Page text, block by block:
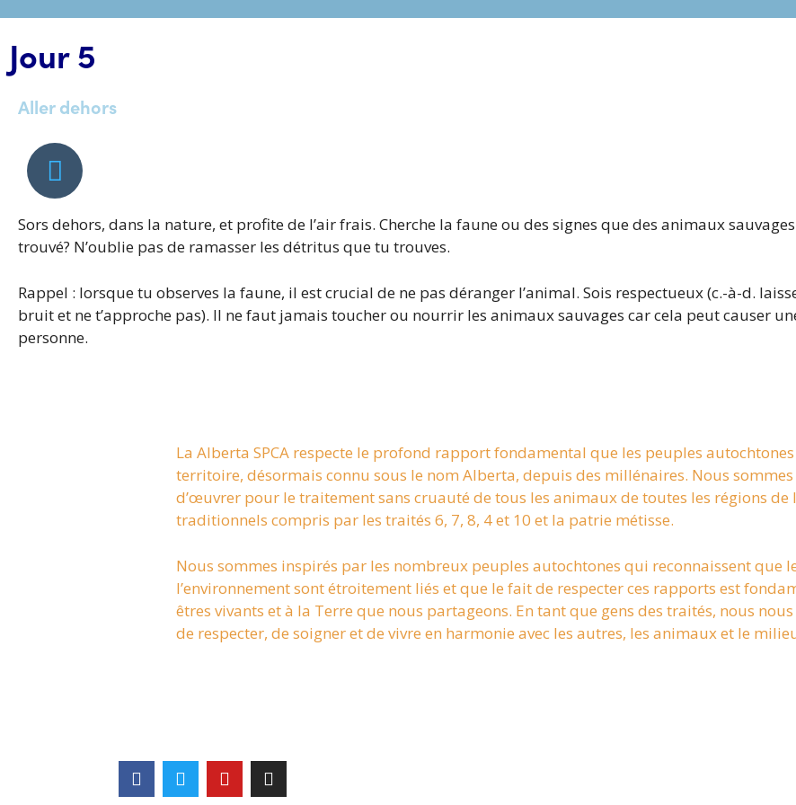
Jour 5
Aller dehors
Sors dehors, dans la nature, et profite de l’air frais. Cherche la faune ou des signes que des animaux
trouvé? N’oublie pas de ramasser les détritus que tu trouves.
Rappel : lorsque tu observes la faune, il est crucial de ne pas déranger l’animal. Sois respectueux (c.-à-d.
bruit et ne t’approche pas). Il ne faut jamais toucher ou nourrir les animaux sauvages car cela peut causer
personne.
La Alberta SPCA respecte le profond rapport fondamental que les peuples
territoire, désormais connu sous le nom Alberta, depuis des millénaires. Nous
d’œuvrer pour le traitement sans cruauté de tous les animaux de toutes les régions
traditionnels compris par les traités 6, 7, 8, 4 et 10 et la patrie métisse.
Nous sommes inspirés par les nombreux peuples autochtones qui reconnaissent que
l’environnement sont étroitement liés et que le fait de respecter ces rapports est
êtres vivants et à la Terre que nous partageons. En tant que gens des traités, nous
de respecter, de soigner et de vivre en harmonie avec les autres, les animaux et le